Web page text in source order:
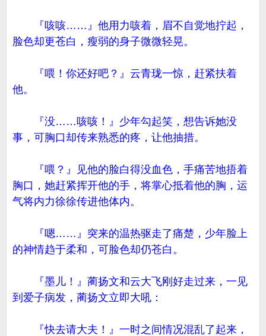
『咳咳……』他用力咳着，眉不自觉地拧起，
脸色却更苍白，瘦弱的身子微微轻晃。
『喂！你还好吧？』云青珑一惊，赶紧扶着
他。
『没……咳咳！』少年勾起笑，想告诉她没
事，可胸口却传来熟悉的疼，让他抽措。
『喂？』见他的脸白得没血色，手痛苦地捂着
胸口，她赶紧挥开他的手，将掌心抵着他的胸，运
气将内力徐徐传进他体内。
『嗯……』突来的温热驱走了痛楚，少年脸上
的神情趋于柔和，可脸色却仍苍白。
『墨儿！』蔺扬文和云大飞刚好走过来，一见
到爱子病发，蔺扬文立即大吼：
『快去请大夫！』一时之间情况混乱了起来，